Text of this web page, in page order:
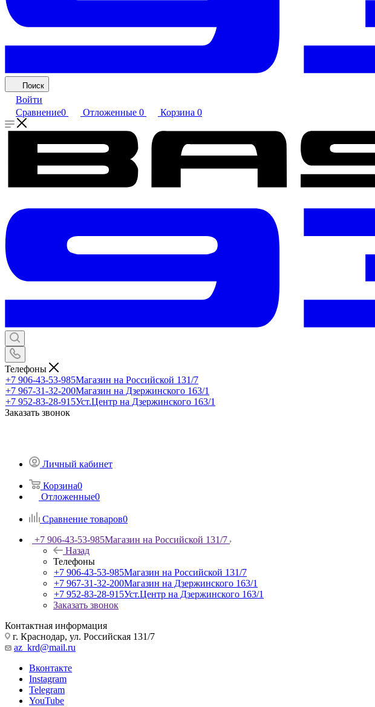
Поиск
Войти
Сравнение0 Отложенные 0 Корзина 0
Телефоны
+7 906-43-53-985Магазин на Российской 131/7
+7 967-31-32-200Магазин на Дзержинского 163/1
+7 952-83-28-915Уст.Центр на Дзержинского 163/1
Заказать звонок
Личный кабинет
Корзина0
Отложенные0
Сравнение товаров0
+7 906-43-53-985Магазин на Российской 131/7
Назад
Телефоны
+7 906-43-53-985Магазин на Российской 131/7
+7 967-31-32-200Магазин на Дзержинского 163/1
+7 952-83-28-915Уст.Центр на Дзержинского 163/1
Заказать звонок
Контактная информация
г. Краснодар, ул. Российская 131/7
az_krd@mail.ru
Вконтакте
Instagram
Telegram
YouTube